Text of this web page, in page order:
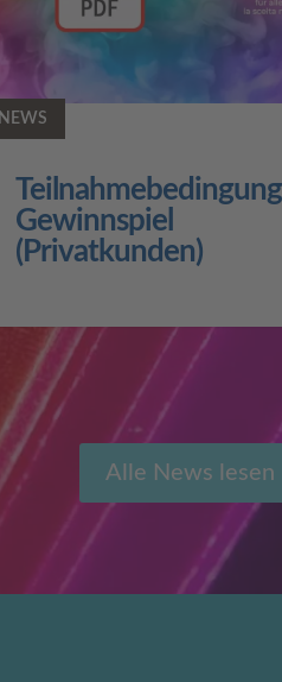
Gewinnspiel
(Privatkunden)
NEWS
Alle News lesen